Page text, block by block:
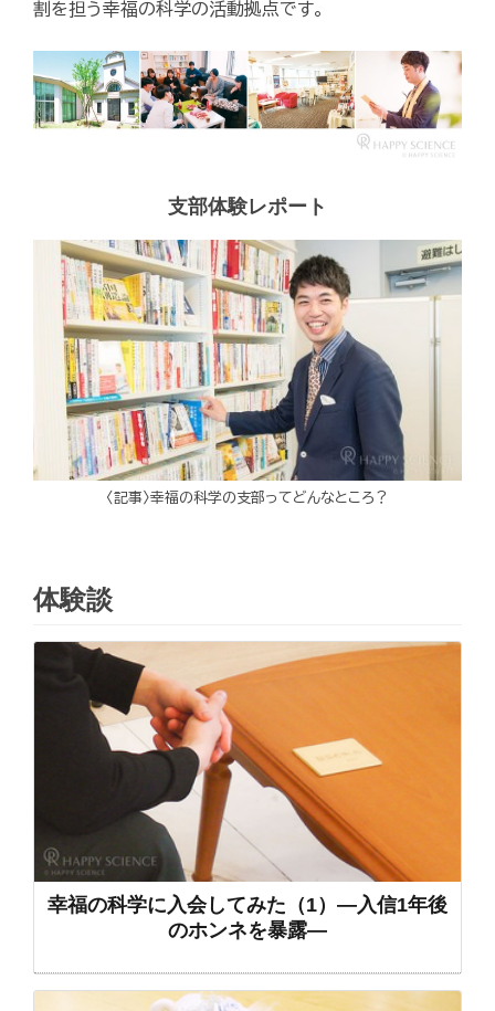
割を担う幸福の科学の活動拠点です。
支部体験レポート
〈記事〉幸福の科学の支部ってどんなところ？
体験談
幸福の科学に入会してみた（1）―入信1年後
のホンネを暴露―